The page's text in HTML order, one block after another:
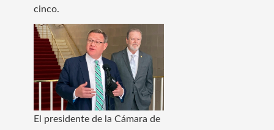
cinco.
El presidente de la Cámara de